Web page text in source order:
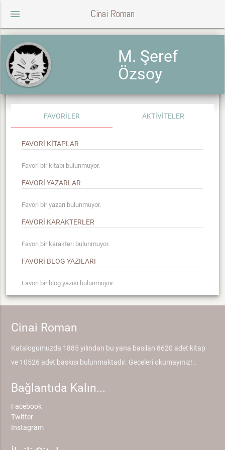
menu Cinai Roman
M. Şeref
Özsoy
FAVORİLER AKTİVİTELER
FAVORİ KİTAPLAR
Favori bir kitabı bulunmuyor.
FAVORİ YAZARLAR
Favori bir yazarı bulunmuyor.
FAVORİ KARAKTERLER
Favori bir karakteri bulunmuyor.
FAVORİ BLOG YAZILARI
Favori bir blog yazısı bulunmuyor.
Cinai Roman
Katalogumuzda 1885 yılından bu yana basılan 8620 adet kitap
ve 10526 adet baskısı bulunmaktadır. Geceleri okumayınız!..
Bağlantıda Kalın...
Facebook
Twitter
Instagram